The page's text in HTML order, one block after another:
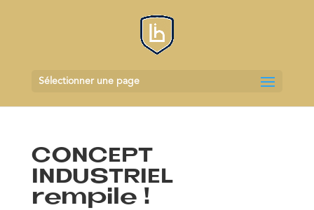
Sélectionner une page
CONCEPT
INDUSTRIEL
rempile !